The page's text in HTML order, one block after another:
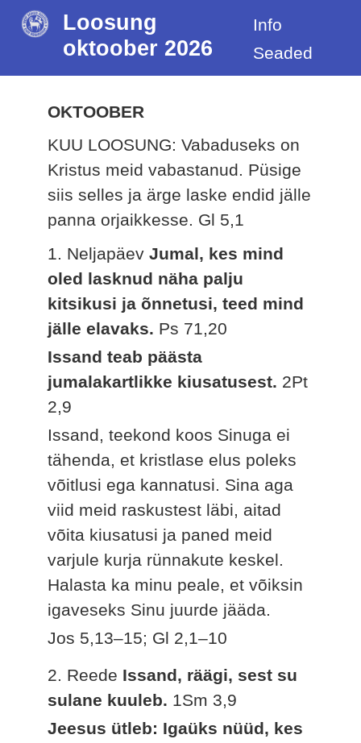
Loosung
oktoober 2026
Info
Seaded
OKTOOBER
KUU LOOSUNG: Vabaduseks on
Kristus meid vabastanud. Püsige
siis selles ja ärge laske endid jälle
panna orjaikkesse. Gl 5,1
1. NeljapäevJumal, kes mind
oled lasknud näha palju
kitsikusi ja õnnetusi, teed mind
jälle elavaks. Ps 71,20
Issand teab päästa
jumalakartlikke kiusatusest. 2Pt
2,9
Issand, teekond koos Sinuga ei
tähenda, et kristlase elus poleks
võitlusi ega kannatusi. Sina aga
viid meid raskustest läbi, aitad
võita kiusatusi ja paned meid
varjule kurja rünnakute keskel.
Halasta ka minu peale, et võiksin
igaveseks Sinu juurde jääda.
Jos 5,13–15; Gl 2,1–10
2. Reede Issand, räägi, sest su
sulane kuuleb. 1Sm 3,9
Jeesus ütleb: Igaüks nüüd, kes